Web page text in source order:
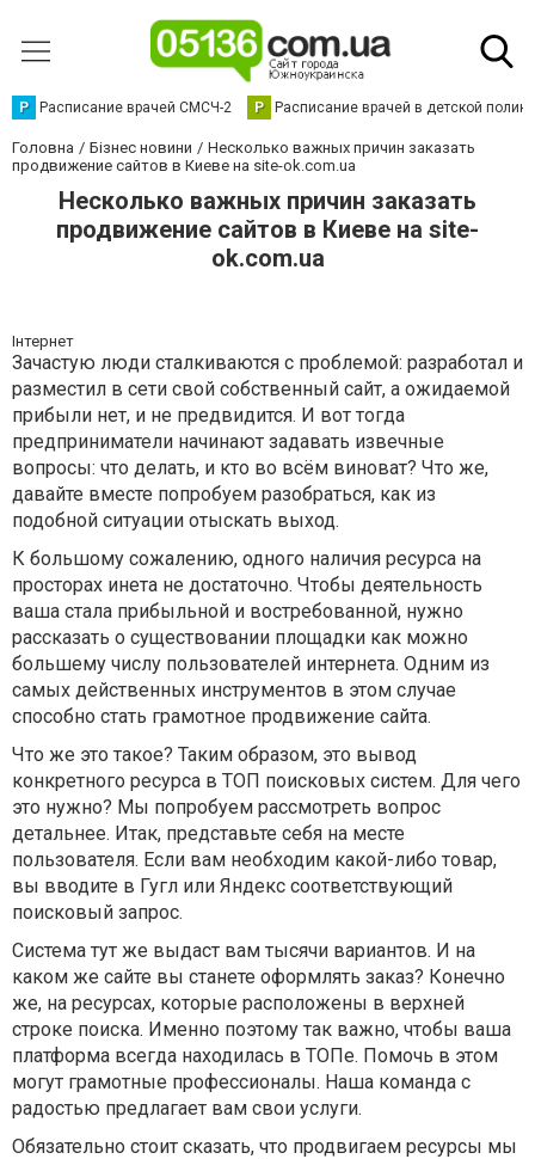
Р Расписание врачей СМСЧ-2 Р Расписание врачей в детской
Головна Бізнес новини
Несколько важных причин заказать
продвижение сайтов в Киеве на site-ok.com.ua
Несколько важных причин заказать
продвижение сайтов в Киеве на site-
ok.com.ua
Інтернет
Зачастую люди сталкиваются с проблемой: разработал и
разместил в сети свой собственный сайт, а ожидаемой
прибыли нет, и не предвидится. И вот тогда
предприниматели начинают задавать извечные
вопросы: что делать, и кто во всём виноват? Что же,
давайте вместе попробуем разобраться, как из
подобной ситуации отыскать выход.
К большому сожалению, одного наличия ресурса на
просторах инета не достаточно. Чтобы деятельность
ваша стала прибыльной и востребованной, нужно
рассказать о существовании площадки как можно
большему числу пользователей интернета. Одним из
самых действенных инструментов в этом случае
способно стать грамотное продвижение сайта.
Что же это такое? Таким образом, это вывод
конкретного ресурса в ТОП поисковых систем. Для чего
это нужно? Мы попробуем рассмотреть вопрос
детальнее. Итак, представьте себя на месте
пользователя. Если вам необходим какой-либо товар,
вы вводите в Гугл или Яндекс соответствующий
поисковый запрос.
Система тут же выдаст вам тысячи вариантов. И на
каком же сайте вы станете оформлять заказ? Конечно
же, на ресурсах, которые расположены в верхней
строке поиска. Именно поэтому так важно, чтобы ваша
платформа всегда находилась в ТОПе. Помочь в этом
могут грамотные профессионалы. Наша команда с
радостью предлагает вам свои услуги.
Обязательно стоит сказать, что продвигаем ресурсы мы